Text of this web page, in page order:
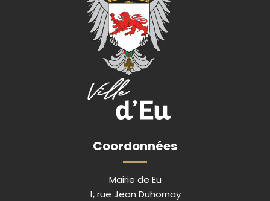
Coordonnées
Mairie de Eu
1, rue Jean Duhornay